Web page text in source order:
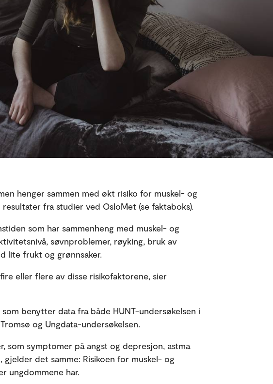
henger sammen med økt risiko for muskel- og
fra studier ved OsloMet (se faktaboks).
som har sammenheng med muskel- og
søvnproblemer, røyking, bruk av
lite frukt og grønnsaker.
eller flere av disse risikofaktorene, sier
benytter data fra både HUNT-undersøkelsen i
og Ungdata-undersøkelsen.
som symptomer på angst og depresjon, astma
det samme: Risikoen for muskel- og
ungdommene har.